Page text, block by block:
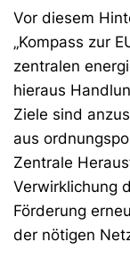
Vor diesem
„Kompass zur
zentralen
hieraus
Ziele sind
aus
Zentrale
Verwirklichung
Förderung
der nötigen